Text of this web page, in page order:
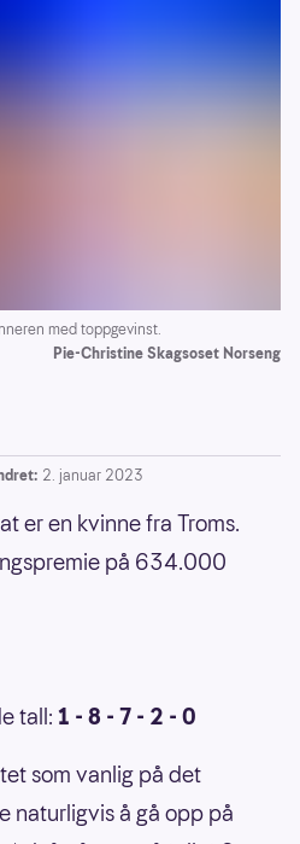
med toppgevinst.
Pie-Christine Skagsoset Norseng
2. januar 2023
er en kvinne fra Troms.
på 634.000
tall: 1 - 8 - 7 - 2 - 0
som vanlig på det
naturligvis å gå opp på